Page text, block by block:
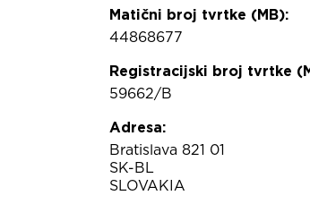
Matični broj tvrtke (MB):
44868677
Registracijski broj tvrtke
59662/B
Adresa:
Bratislava 821 01
SK-BL
SLOVAKIA